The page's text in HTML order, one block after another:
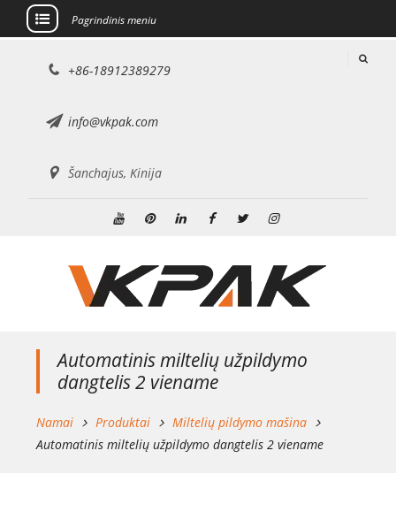
Pagrindinis meniu
+86-18912389279
info@vkpak.com
Šanchajus, Kinija
Automatinis miltelių užpildymo
dangtelis 2 viename
Namai Produktai
Miltelių pildymo mašina
Automatinis miltelių užpildymo dangtelis 2 viename